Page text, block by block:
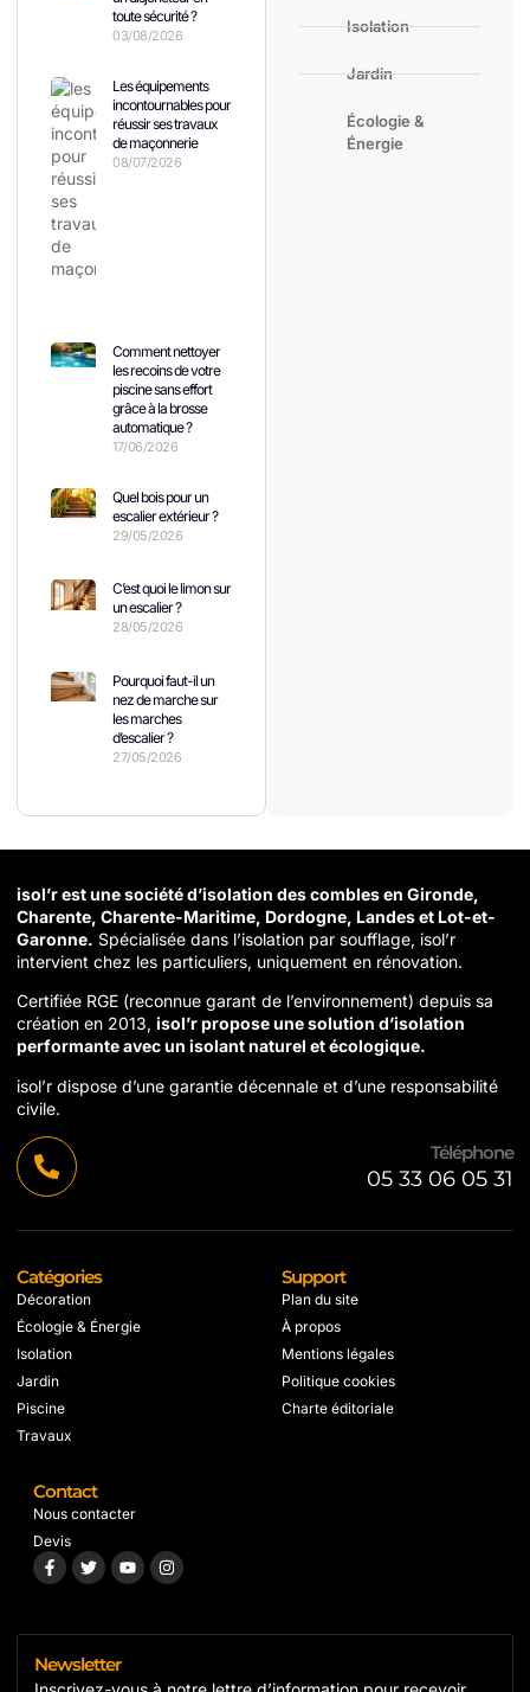
toute sécurité ?
03/08/2026
Les équipements
incontournables pour
réussir ses travaux
de maçonnerie
08/07/2026
Comment nettoyer
les recoins de votre
piscine sans effort
grâce à la brosse
automatique ?
17/06/2026
Quel bois pour un
escalier extérieur ?
29/05/2026
C’est quoi le limon sur
un escalier ?
28/05/2026
Pourquoi faut-il un
nez de marche sur
les marches
d’escalier ?
27/05/2026
Isolation
Jardin
Écologie &
Énergie
isol’r est une société d’isolation des combles en Gironde,
Charente, Charente-Maritime, Dordogne, Landes et Lot-et-
Garonne. Spécialisée dans l’isolation par soufflage, isol’r
intervient chez les particuliers, uniquement en rénovation.
Certifiée RGE (reconnue garant de l’environnement) depuis sa
création en 2013, isol’r propose une solution d’isolation
performante avec un isolant naturel et écologique.
isol’r dispose d’une garantie décennale et d’une responsabilité
civile.
Téléphone
05 33 06 05 31
Catégories
Décoration
Écologie & Énergie
Isolation
Jardin
Piscine
Travaux
Support
Plan du site
À propos
Mentions légales
Politique cookies
Charte éditoriale
Contact
Nous contacter
Devis
Newsletter